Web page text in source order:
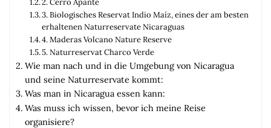
2. Cerro Apante
3. Biologisches Reservat Indio Maíz, eines der am besten
erhaltenen Naturreservate Nicaraguas
4. Maderas Volcano Nature Reserve
5. Naturreservat Charco Verde
Wie man nach und in die Umgebung von Nicaragua
und seine Naturreservate kommt:
Was man in Nicaragua essen kann:
Was muss ich wissen, bevor ich meine Reise
organisiere?